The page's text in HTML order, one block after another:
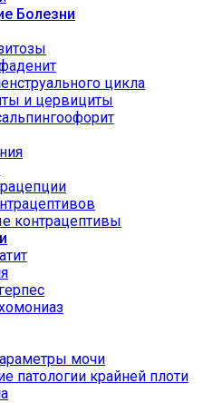
Болезни
цикла
и цервициты
контрацептивы
мочи
патологии крайней плоти